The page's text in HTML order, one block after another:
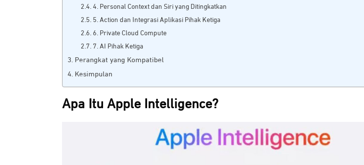
4. Personal Context dan Siri yang Ditingkatkan
5. Action dan Integrasi Aplikasi Pihak Ketiga
6. Private Cloud Compute
7. AI Pihak Ketiga
Perangkat yang Kompatibel
Kesimpulan
Apa Itu Apple Intelligence?